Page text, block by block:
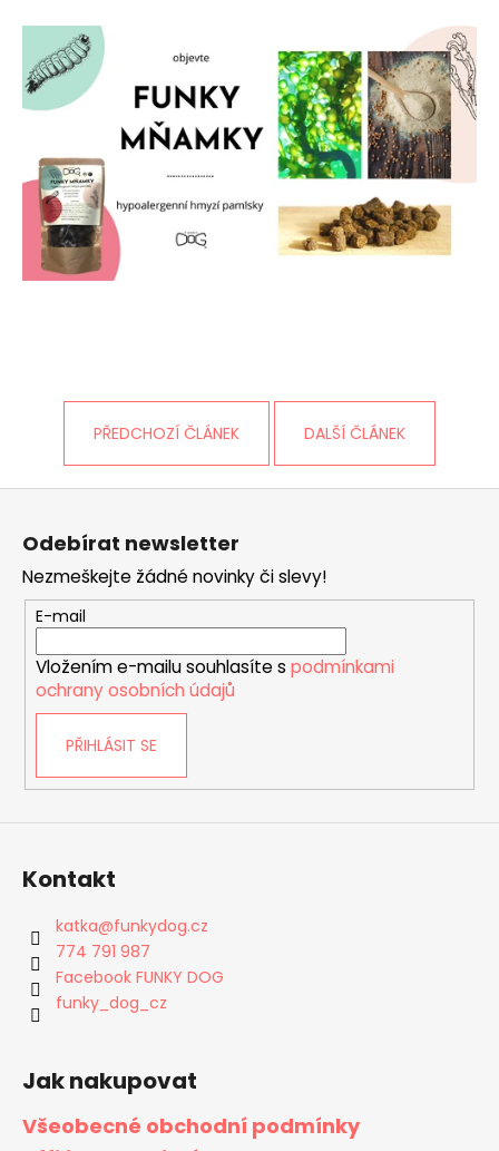
PŘEDCHOZÍ ČLÁNEK DALŠÍ ČLÁNEK
Z
Odebírat newsletter
Nezmeškejte žádné novinky či slevy!
E-mail
Vložením e-mailu souhlasíte s podmínkami
ochrany osobních údajů
PŘIHLÁSIT SE
Kontakt
katka@funkydog.cz
774 791 987
Facebook FUNKY DOG
funky_dog_cz
Jak nakupovat
Všeobecné obchodní podmínky